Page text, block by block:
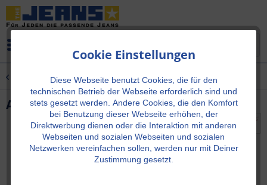
Cookie Einstellungen
Diese Webseite benutzt Cookies, die für den
technischen Betrieb der Webseite erforderlich sind und
stets gesetzt werden. Andere Cookies, die den Komfort
bei Benutzung dieser Webseite erhöhen, der
Direktwerbung dienen oder die Interaktion mit anderen
Webseiten und sozialen Webseiten und sozialen
Netzwerken vereinfachen sollen, werden nur mit Deiner
Zustimmung gesetzt.
Übersicht Neu!
ALAN Blueblack